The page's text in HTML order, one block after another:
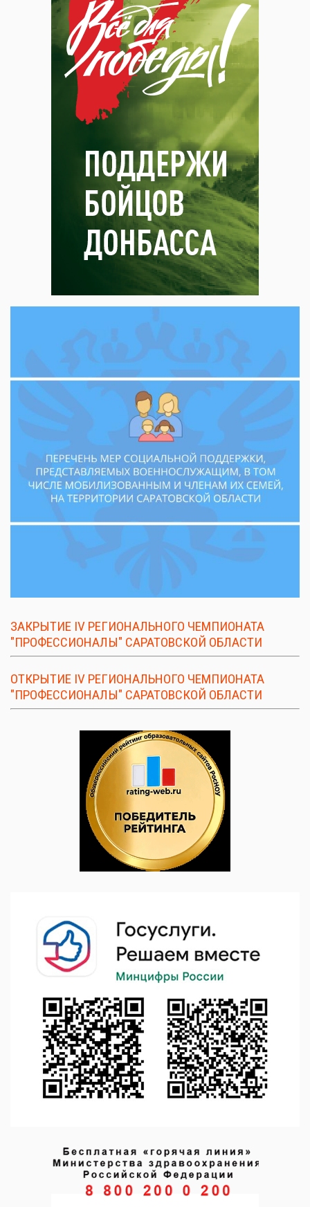
ЗАКРЫТИЕ IV РЕГИОНАЛЬНОГО ЧЕМПИОНАТА
"ПРОФЕССИОНАЛЫ" САРАТОВСКОЙ ОБЛАСТИ
ОТКРЫТИЕ IV РЕГИОНАЛЬНОГО ЧЕМПИОНАТА
"ПРОФЕССИОНАЛЫ" САРАТОВСКОЙ ОБЛАСТИ